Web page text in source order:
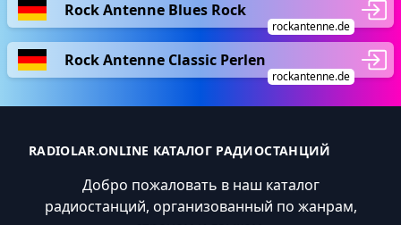
Rock Antenne Blues Rock
rockantenne.de
Rock Antenne Classic Perlen
rockantenne.de
RADIOLAR.ONLINE КАТАЛОГ РАДИОСТАНЦИЙ
Добро пожаловать в наш каталог
радиостанций, организованный по жанрам,